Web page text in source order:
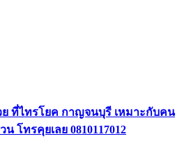
ที่ไทรโยค กาญจนบุรี เหมาะกับคน
โทรคุยเลย 0810117012